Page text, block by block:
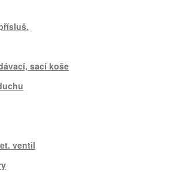
sací koše
ventil